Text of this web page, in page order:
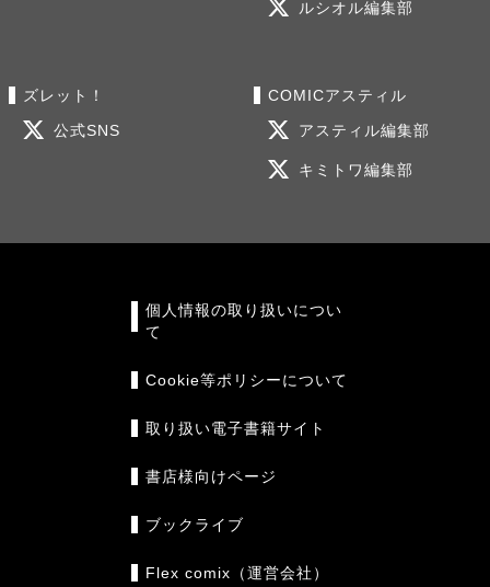
ルシオル編集部
ズレット！
公式SNS
COMICアスティル
アスティル編集部
キミトワ編集部
個人情報の取り扱いについ
て
Cookie等ポリシーについて
取り扱い電子書籍サイト
書店様向けページ
ブックライブ
Flex comix（運営会社）